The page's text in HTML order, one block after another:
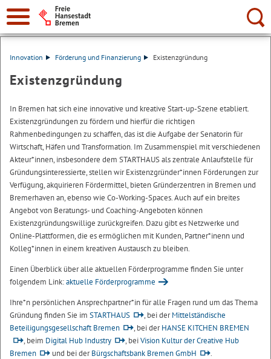
Suche:
Innovation Förderung und Finanzierung Existenzgründung
Existenzgründung
In Bremen hat sich eine innovative und kreative Start-up-Szene etabliert.
Existenzgründungen zu fördern und hierfür die richtigen
Rahmenbedingungen zu schaffen, das ist die Aufgabe der Senatorin für
Wirtschaft, Häfen und Transformation. Im Zusammenspiel mit verschiedenen
Akteur*innen, insbesondere dem STARTHAUS als zentrale Anlaufstelle für
Gründungsinteressierte, stellen wir Existenzgründer*innen Förderungen zur
Verfügung, akquirieren Fördermittel, bieten Gründerzentren in Bremen und
Bremerhaven an, ebenso wie Co-Working-Spaces. Auch auf ein breites
Angebot von Beratungs- und Coaching-Angeboten können
Existenzgründungswillige zurückgreifen. Dazu gibt es Netzwerke und
Online-Plattformen, die es ermöglichen mit Kunden, Partner*inenn und
Kolleg*innen in einem kreativen Austausch zu bleiben.
Einen Überblick über alle aktuellen Förderprogramme finden Sie unter
folgendem Link:aktuelle Förderprogramme
Ihre*n persönlichen Ansprechpartner*in für alle Fragen rund um das Thema
Gründung finden Sie im STARTHAUS , bei derMittelständische
Beteiligungsgesellschaft Bremen
, bei derHANSE KITCHEN BREMEN
, beim Digital Hub Industry , beiVision Kultur der Creative Hub
Bremen
und bei derBürgschaftsbank Bremen GmbH .